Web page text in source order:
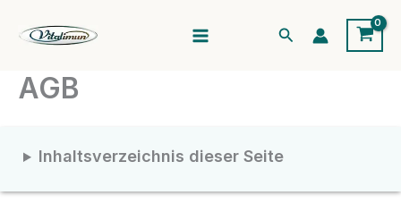
Inhalt
Suchen
AGB
Inhaltsverzeichnis dieser Seite